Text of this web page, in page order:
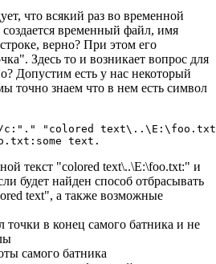
что всякий раз во временной
временный файл, имя
верно? При этом его
Здесь то и возникает вопрос для
Допустим есть у нас некоторый
точно знаем что в нем есть символ
c:"." "colored
text.
текст "colored text\..\E:\foo.txt:" и
будет найден способ отбрасывать
text", а также возможные
точки в конец самого батника и не
самого батника